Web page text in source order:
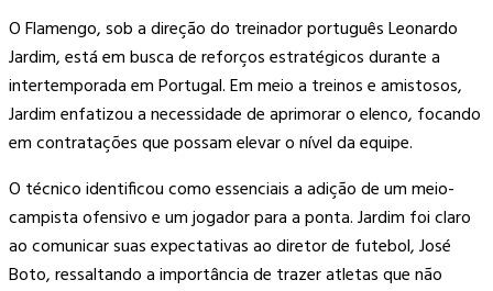
O Flamengo, sob a direção do treinador português Leonardo
Jardim, está em busca de reforços estratégicos durante a
intertemporada em Portugal. Em meio a treinos e amistosos,
Jardim enfatizou a necessidade de aprimorar o elenco, focando
em contratações que possam elevar o nível da equipe.
O técnico identificou como essenciais a adição de um meio-
campista ofensivo e um jogador para a ponta. Jardim foi claro
ao comunicar suas expectativas ao diretor de futebol, José
Boto, ressaltando a importância de trazer atletas que não